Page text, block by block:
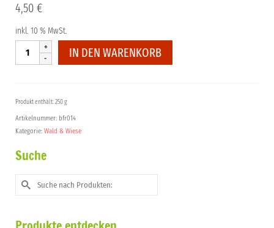
4,50 €
inkl. 10 % MwSt.
Wald
Menge
IN DEN WARENKORB
Produkt enthält: 250 g
Artikelnummer: bfr014
Kategorie: Wald & Wiese
Suche
Suche
nach: